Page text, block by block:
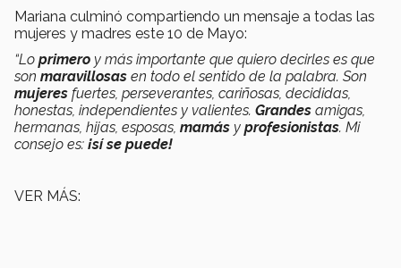
Mariana culminó compartiendo un mensaje a todas las
mujeres y madres este 10 de Mayo:
“Lo primero y más importante que quiero decirles es que
son maravillosas en todo el sentido de la palabra. Son
mujeres fuertes, perseverantes, cariñosas, decididas,
honestas, independientes y valientes. Grandes amigas,
hermanas, hijas, esposas, mamás y profesionistas. Mi
consejo es: ¡sí se puede!
VER MÁS: